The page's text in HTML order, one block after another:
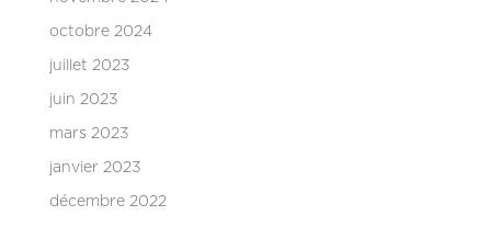
octobre 2024
juillet 2023
juin 2023
mars 2023
janvier 2023
décembre 2022